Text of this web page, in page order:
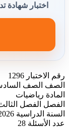
اختبار
رقم الاختبار 1296
الصف
الصف
المادة رياضيات
الفصل
الفصل الثالث
السنة الدراسية
عدد الأسئلة 28